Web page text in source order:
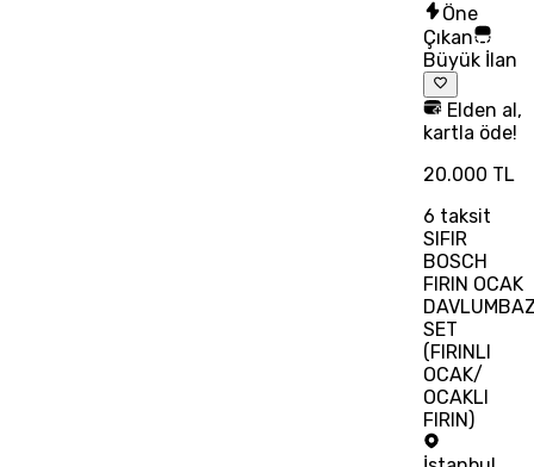
Öne
Çıkan
Büyük İlan
Elden al,
kartla öde!
20.000 TL
6 taksit
SIFIR
BOSCH
FIRIN OCAK
SET
(FIRINLI
OCAK/
OCAKLI
FIRIN)